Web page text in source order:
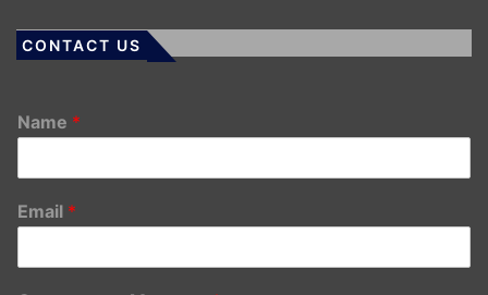
CONTACT US
Name *
Email *